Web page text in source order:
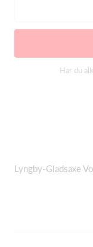
Har du
Lyngby-Gladsaxe